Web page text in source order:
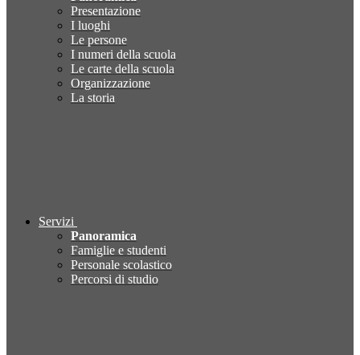
Presentazione
I luoghi
Le persone
I numeri della scuola
Le carte della scuola
Organizzazione
La storia
Servizi
Panoramica
Famiglie e studenti
Personale scolastico
Percorsi di studio